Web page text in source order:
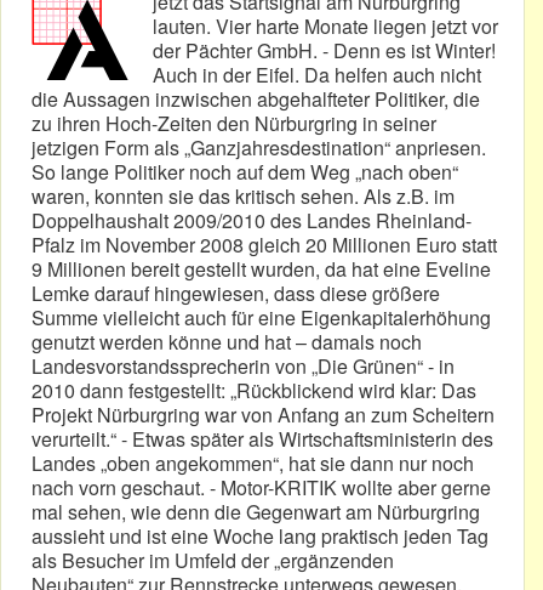
lauten. Vier harte Monate liegen jetzt vor
der Pächter GmbH. - Denn es ist Winter!
Auch in der Eifel. Da helfen auch nicht
die Aussagen inzwischen abgehalfteter Politiker, die
zu ihren Hoch-Zeiten den Nürburgring in seiner
jetzigen Form als „Ganzjahresdestination“ anpriesen.
So lange Politiker noch auf dem Weg „nach oben“
waren, konnten sie das kritisch sehen. Als z.B. im
Doppelhaushalt 2009/2010 des Landes Rheinland-
Pfalz im November 2008 gleich 20 Millionen Euro statt
9 Millionen bereit gestellt wurden, da hat eine Eveline
Lemke darauf hingewiesen, dass diese größere
Summe vielleicht auch für eine Eigenkapitalerhöhung
genutzt werden könne und hat – damals noch
Landesvorstandssprecherin von „Die Grünen“ - in
2010 dann festgestellt: „Rückblickend wird klar: Das
Projekt Nürburgring war von Anfang an zum Scheitern
verurteilt.“ - Etwas später als Wirtschaftsministerin des
Landes „oben angekommen“, hat sie dann nur noch
nach vorn geschaut. - Motor-KRITIK wollte aber gerne
mal sehen, wie denn die Gegenwart am Nürburgring
aussieht und ist eine Woche lang praktisch jeden Tag
als Besucher im Umfeld der „ergänzenden